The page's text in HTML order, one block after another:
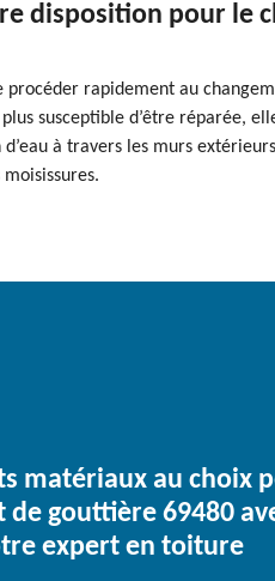
disposition pour le
rapidement au
susceptible d’être réparée,
à travers les murs
matériaux au choix
de gouttière 69480
expert en toiture